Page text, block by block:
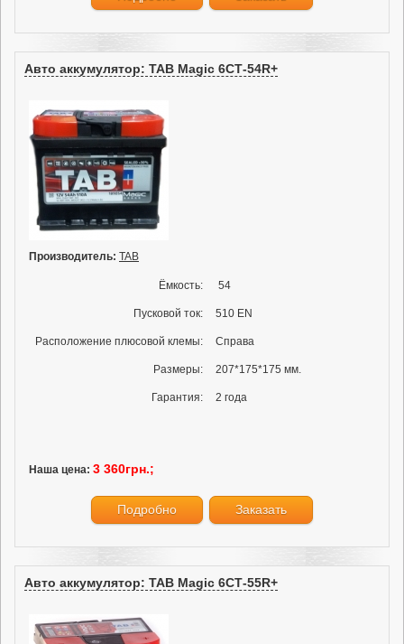
Авто аккумулятор: TAB Magic 6СТ-54R+
Производитель: TAB
Ёмкость: 54
Пусковой ток: 510 EN
Расположение плюсовой клемы: Справа
Размеры: 207*175*175 мм.
Гарантия: 2 года
Наша цена: 3 360грн.;
Подробно Заказать
Авто аккумулятор: TAB Magic 6СТ-55R+